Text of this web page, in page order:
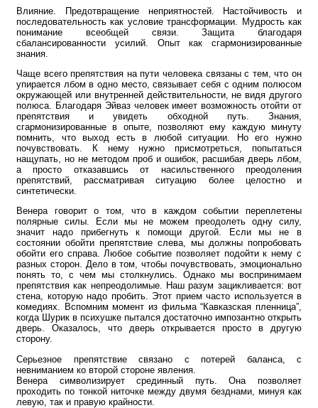
Влияние. Предотвращение неприятностей. Настойчивость и
последовательность как условие трансформации. Мудрость как
понимание всеобщей связи. Защита благодаря
сбалансированности усилий. Опыт как сгармонизированные
знания.
Чаще всего препятствия на пути человека связаны с тем, что он
упирается лбом в одно место, связывает себя с одним полюсом
окружающей или внутренней действительности, не видя другого
полюса. Благодаря Эйваз человек имеет возможность отойти от
препятствия и увидеть обходной путь. Знания,
сгармонизированные в опыте, позволяют ему каждую минуту
помнить, что выход есть в любой ситуации. Но его нужно
почувствовать. К нему нужно присмотреться, попытаться
нащупать, но не методом проб и ошибок, расшибая дверь лбом,
а просто отказавшись от насильственного преодоления
препятствий, рассматривая ситуацию более целостно и
синтетически.
Венера говорит о том, что в каждом событии переплетены
полярные силы. Если мы не можем преодолеть одну силу,
значит надо прибегнуть к помощи другой. Если мы не в
состоянии обойти препятствие слева, мы должны попробовать
обойти его справа. Любое событие позволяет подойти к нему с
разных сторон. Дело в том, чтобы почувствовать, эмоционально
понять то, с чем мы столкнулись. Однако мы воспринимаем
препятствия как непреодолимые. Наш разум зацикливается: вот
стена, которую надо пробить. Этот прием часто используется в
комедиях. Вспомним момент из фильма “Кавказская пленница”,
когда Шурик в психушке пытался достаточно импозантно открыть
дверь. Оказалось, что дверь открывается просто в другую
сторону.
Серьезное препятствие связано с потерей баланса, с
невниманием ко второй стороне явления.
Венера символизирует срединный путь. Она позволяет
проходить по тонкой ниточке между двумя безднами, минуя как
левую, так и правую крайности.